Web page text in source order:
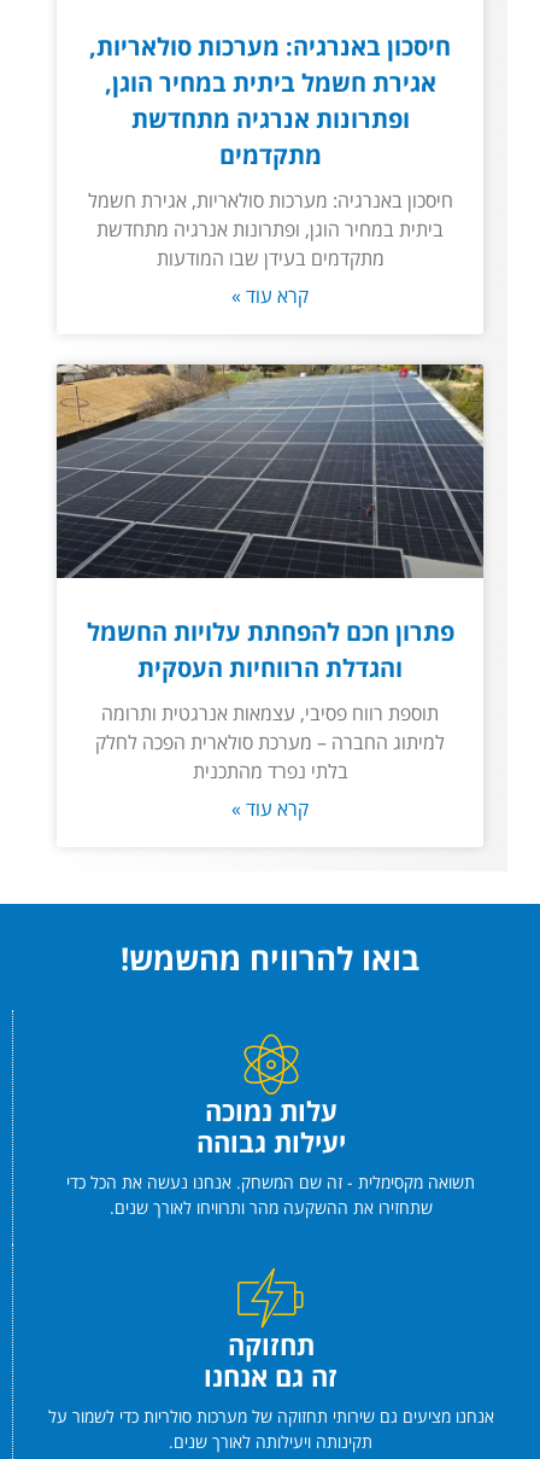
חיסכון באנרגיה: מערכות סולאריות,
אגירת חשמל ביתית במחיר הוגן,
ופתרונות אנרגיה מתחדשת
מתקדמים
חיסכון באנרגיה: מערכות סולאריות, אגירת חשמל
ביתית במחיר הוגן, ופתרונות אנרגיה מתחדשת
מתקדמים בעידן שבו המודעות
קרא עוד »
פתרון חכם להפחתת עלויות החשמל
והגדלת הרווחיות העסקית
תוספת רווח פסיבי, עצמאות אנרגטית ותרומה
למיתוג החברה – מערכת סולארית הפכה לחלק
בלתי נפרד מהתכנית
קרא עוד »
בואו להרוויח מהשמש!
עלות נמוכה
יעילות גבוהה
תשואה מקסימלית - זה שם המשחק. אנחנו נעשה את הכל כדי
שתחזירו את ההשקעה מהר ותרוויחו לאורך שנים.
תחזוקה
זה גם אנחנו
אנחנו מציעים גם שירותי תחזוקה של מערכות סולריות כדי לשמור על
תקינותה ויעילותה לאורך שנים.